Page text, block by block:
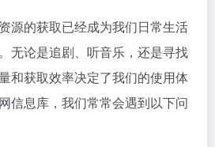
源的获取已经成为我们日常生活
无论是追剧、听音乐，还是寻找
和获取效率决定了我们的使用体
信息库，我们常常会遇到以下问